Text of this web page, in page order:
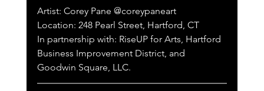
Artist: Corey Pane @coreypaneart
Location: 248 Pearl Street, Hartford, CT
In partnership with: RiseUP for Arts, Hartford
Business Improvement District, and
Goodwin Square, LLC.